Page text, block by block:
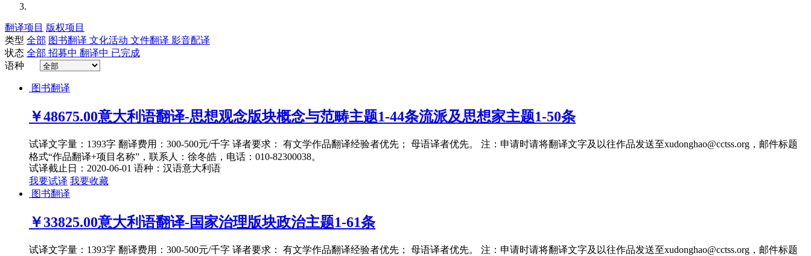
翻译项目 版权项目
类型 全部 图书翻译 文化活动 文件翻译 影音配译
状态 全部 招募中 翻译中 已完成
语种
图书翻译
￥48675.00意大利语翻译-思想观念版块概念与范畴主题1-44条流派及思想家主题1-50条
试译文字量：1393字 翻译费用：300-500元/千字 译者要求： 有文学作品翻译经验者优先； 母语译者优先。 注：申请时请将翻译文字及以往作品发送至xudonghao@cctss.org，邮件标题
格式“作品翻译+项目名称”，联系人：徐冬皓，电话：010-82300038。
试译截止日：2020-06-01 语种：汉语意大利语
我要试译 我要收藏
图书翻译
￥33825.00意大利语翻译-国家治理版块政治主题1-61条
试译文字量：1393字 翻译费用：300-500元/千字 译者要求： 有文学作品翻译经验者优先； 母语译者优先。 注：申请时请将翻译文字及以往作品发送至xudonghao@cctss.org，邮件标题